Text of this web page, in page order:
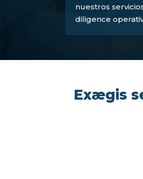
nuestros
diligence
Exægis